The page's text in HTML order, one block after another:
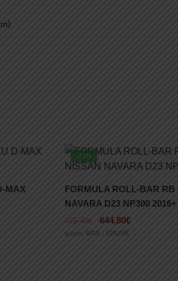
MAX
-11%
FORMULA ROLL-BAR RB
NAVARA D23 NP300 2016+
725,40€ 644,80€
χωρίς ΦΠΑ : 520,00 €